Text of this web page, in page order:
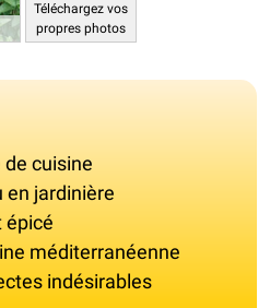
Téléchargez vos
propres photos
cuisine
en jardinière
épicé
méditerranéenne
indésirables